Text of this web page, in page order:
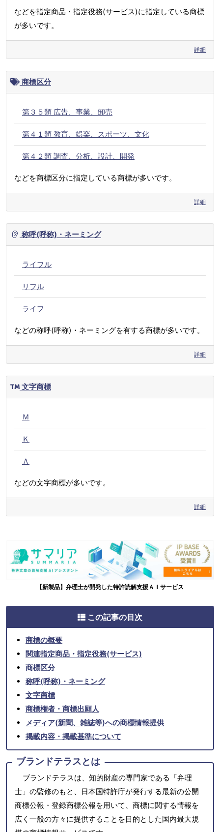
などを指定商品・指定役務(サービス)に指定している商標
が多いです。
詳細
商標区分
第３５類 広告、事業、卸売
第４１類 教育、娯楽、スポーツ、文化
第４２類 調査、分析、設計、開発
などを商標区分に指定している商標が多いです。
詳細
称呼(呼称)・ネーミング
ライフル
リフル
ライフ
などの称呼(呼称)・ネーミングを有する商標が多いです。
詳細
文字商標
Ｍ
Ｋ
Ａ
などの文字商標が多いです。
詳細
【新製品】弁理士が開発した特許読解支援ＡＩサービス
この記事の目次
商標の概要
関連指定商品・指定役務(サービス)
商標区分
称呼(呼称)・ネーミング
文字商標
商標権者・商標出願人
メディア(新聞、雑誌等)への商標情報提供
掲載内容・掲載基準について
ブランドテラスとは
ブランドテラスは、知的財産の専門家である「弁理
士」の監修のもと、日本国特許庁が発行する最新の公開
商標公報・登録商標公報を用いて、商標に関する情報を
広く一般の方々に提供することを目的とした国内最大規